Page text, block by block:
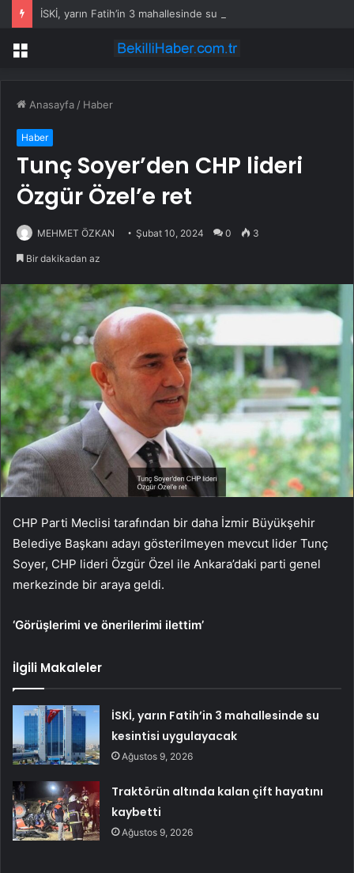
İSKİ, yarın Fatih’in 3 mahallesinde su kesintisi uygulayacak
Menü
Anasayfa / Haber
Haber
Tunç Soyer’den CHP lideri
Özgür Özel’e ret
MEHMET ÖZKAN Şubat 10, 2024 0 3
Bir dakikadan az
CHP Parti Meclisi tarafından bir daha İzmir Büyükşehir
Belediye Başkanı adayı gösterilmeyen mevcut lider Tunç
Soyer, CHP lideri Özgür Özel ile Ankara’daki parti genel
merkezinde bir araya geldi.
‘Görüşlerimi ve önerilerimi ilettim’
İlgili Makaleler
İSKİ, yarın Fatih’in 3 mahallesinde su
kesintisi uygulayacak
Ağustos 9, 2026
Traktörün altında kalan çift hayatını
kaybetti
Ağustos 9, 2026